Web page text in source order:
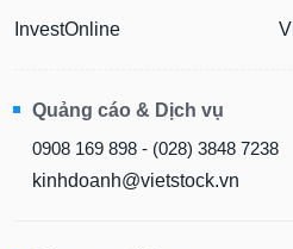
InvestOnline
Quảng cáo & Dịch vụ
0908 169 898 - (028) 3848 7238
kinhdoanh@vietstock.vn